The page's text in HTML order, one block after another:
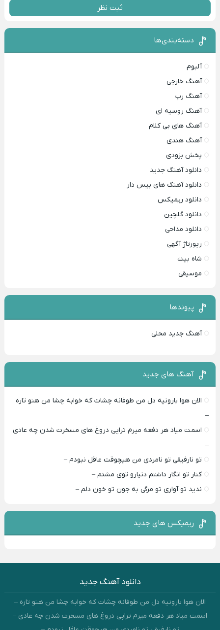
ثبت نظر
دسته‌بندی‌ها
آلبوم
آهنگ خارجی
آهنگ رپ
آهنگ روسیه ای
آهنگ های بی کلام
آهنگ هندی
پخش بزودی
دانلود آهنگ جدید
دانلود آهنگ های بیس دار
دانلود ریمیکس
دانلود گلچین
دانلود مداحی
رپورتاژ آگهی
شاه بیت
موسیقی
پیوندها
آهنگ جدید محلی
آهنگ های جدید
الان هوا بارونیه دل من طوفانه چشات که خوابه چشا من هنو تاره
–
اسمت میاد هر دفعه میرم تراپی دروغ‌ های مسخرت شدن چه عادی
–
تو نارفیقی تو نامردی من هیچوقت عاقل نبودم –
کنار تو انگار داشتم دنیارو توی مشتم –
ندید تو آواری تو مرگی به جون تو خون دلم –
ریمیکس های جدید
دانلود آهنگ جدید
الان هوا بارونیه دل من طوفانه چشات که خوابه چشا من هنو تاره –
اسمت میاد هر دفعه میرم تراپی دروغ‌ های مسخرت شدن چه عادی –